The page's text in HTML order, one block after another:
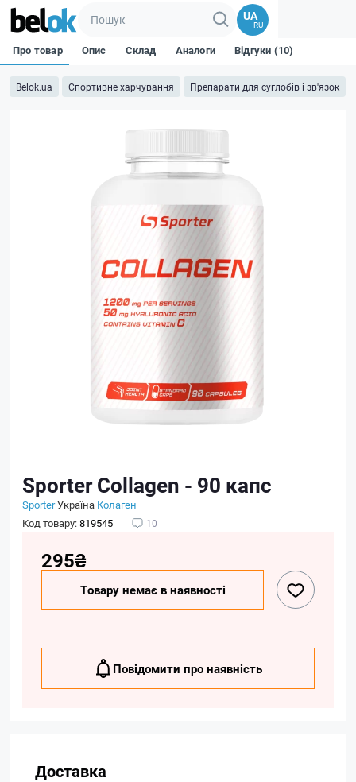
UA
RU
Belok.ua Спортивне харчування Препарати для суглобів і зв'язок
Про товар Опис Склад Аналоги Відгуки (10)
Sporter Collagen - 90 капс
SporterУкраїна Колаген
Код товару:819545 10
295₴
Товару немає в наявності
Повідомити про наявність
Доставка